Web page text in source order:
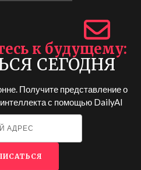
к будущему
СЕГОДНЯ
Получите представление о
интеллекта с помощью DailyAI